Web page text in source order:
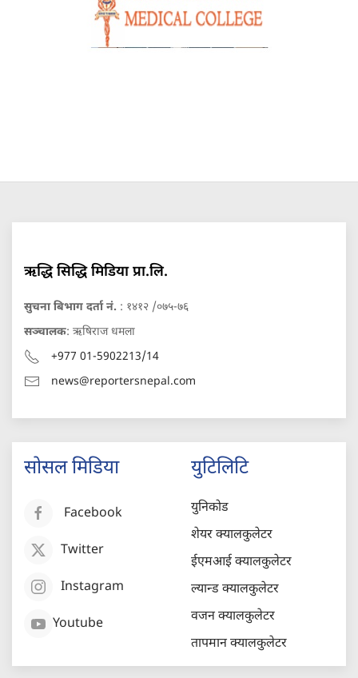
ऋद्धि सिद्धि मिडिया प्रा.लि.
सुचना बिभाग दर्ता नं. : १४१२ /०७५-७६
सञ्चालक: ऋषिराज धमला
+977 01-5902213/14
news@reportersnepal.com
सोसल मिडिया
Facebook
Twitter
Instagram
Youtube
युटिलिटि
युनिकोड
शेयर क्यालकुलेटर
ईएमआई क्यालकुलेटर
ल्यान्ड क्यालकुलेटर
वजन क्यालकुलेटर
तापमान क्यालकुलेटर